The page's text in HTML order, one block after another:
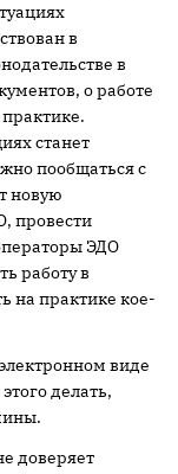
в
в
о работе
станет
пообщаться с
новую
провести
ЭДО
работу в
на практике кое-
виде
делать,
доверяет